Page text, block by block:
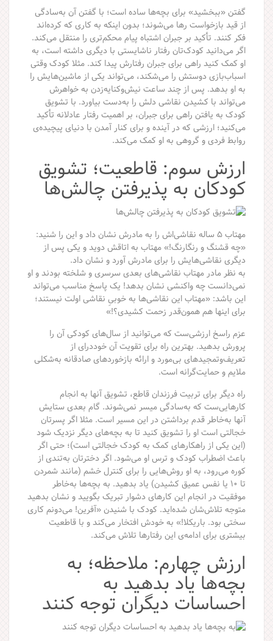
گفتن «ببخشید» برای بچه‌ها ساده است؛ با گفتن آن به‌سادگی
از قید بازخواست رها می‌شوند؛ بدون اینکه به کاری که کرده‌اند
فکر کنند. تأکید بر جبران اشتباه پیام محکم‌تری را منتقل می‌کند.
اگر می‌دانید کودک‌تان رفتار ناشایستی با دیگری داشته است، به
او کمک کنید راهی برای جبران رفتارش پیدا کند. مثلا کودک وقتی
اسباب‌بازی دوستش را می‌شکند، می‌تواند یکی از ماشین‌هایش را
به او بدهد. پس از چند ساعت نیش‌وکنایه‌زدن به خواهرش
می‌تواند با کشیدن نقاشی دلش را به‌دست بیاورد. با تشویق
کودک به یافتن راهی برای جبران، بر اهمیت رفتار عادلانه تأکید
می‌کنید؛ ارزشی که در آینده و برای کنار آمدن با دنیای پیچیده‌ی
روابط فردی و گروهی به او کمک می‌کند.
ارزش سوم: قاطعیت؛ تشویق
کودکان به پذیرفتن چالش‌ها
مهتاب ۵ ساله نقاشی‌اش را به مادرش نشان داد و این را شنید:
«چه قشنگ و رنگارنگ!» مهتاب به اتاقش دوید و یکی پس از
دیگری نقاشی‌هایش را برای مادرش آورد و نشان داد.
به نظر مادر مهتاب نقاشی‌های بعدی سرسری و شلخته بودند و او
نمی‌دانست چه واکنشی نشان بدهد! یک پاسخ مناسب می‌تواند
این باشد: «مهتاب این نقاشی‌ها به خوبیِ نقاشی اولت نیستند؛
برای اینها هم همون‌قدر زحمت کشیدی؟!»
عزم راسخ ارزشی‌ست که می‌توانید از سال‌های کودکی آن را
پرورش بدهید. بهترین راه برای تقویت آن خوددرای از
تعریف‌وتمجید‌های بی‌مورد و ارائه بازخوردهای صادقانه به‌شکلی
ملایم و حمایت‌گرانه است.
راه دیگر برای تربیت فرزندان قاطع، تشویق آنها به انجام
کارهایی‌ست که به‌سادگی میسر نمی‌شوند. گام بعدی ستایش
آنها به‌خاطر قدم برداشتن در این مسیر است. مثلا اگر پسرتان
خجالتی‌ است او را تشویق کنید تا به بچه‌های دیگر نزدیک شود
(این یکی از راهکارهای کمک به کودک خجالتی است)؛ حتی اگر
باعث اضطراب کودک و ترس او می‌شود. اگر دخترتان به‌تندی از
کوره می‌رود، به او روش‌هایی را برای کنترل خشم (مانند شمردن
تا ۱۰ یا نفس عمیق کشیدن) یاد بدهید. به بچه‌ها به‌خاطر
موفقیت در انجام این کارهای دشوار تبریک بگویید و نشان بدهید
متوجه تلاش‌شان شده‌اید. کودک با شنیدن «آفرین! می‌دونم کاری
سختی بود. باریکلا!» به خودش افتخار می‌کند و با قاطعیت
بیشتری برای ادامه‌ی این رفتارها تلاش می‌کند.
ارزش چهارم: ملاحظه؛ به
بچه‌ها یاد بدهید به
احساسات دیگران توجه کنند